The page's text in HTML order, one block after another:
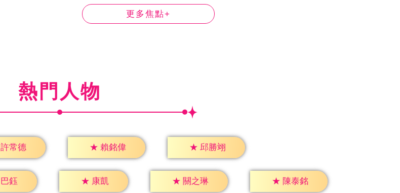
更多焦點+
熱門人物
許常德 ★ 賴銘偉 ★ 邱勝翊
巴鈺 ★ 康凱 ★ 關之琳 ★ 陳泰銘